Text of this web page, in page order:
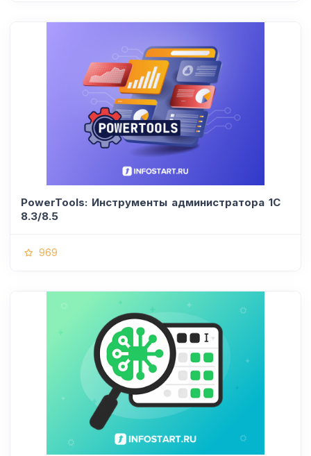
PowerTools: Инструменты администратора 1С
8.3/8.5
969